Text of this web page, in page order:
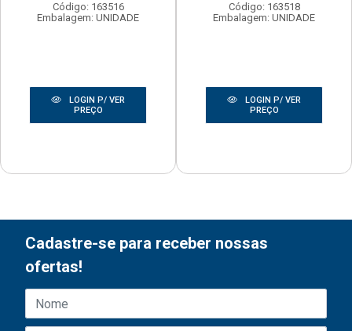
Código: 163516
Embalagem: UNIDADE
LOGIN P/ VER
PREÇO
Código: 163518
Embalagem: UNIDADE
LOGIN P/ VER
PREÇO
Cadastre-se para receber nossas
ofertas!